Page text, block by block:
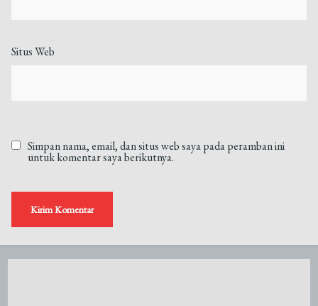
Situs Web
Simpan nama, email, dan situs web saya pada peramban ini
untuk komentar saya berikutnya.